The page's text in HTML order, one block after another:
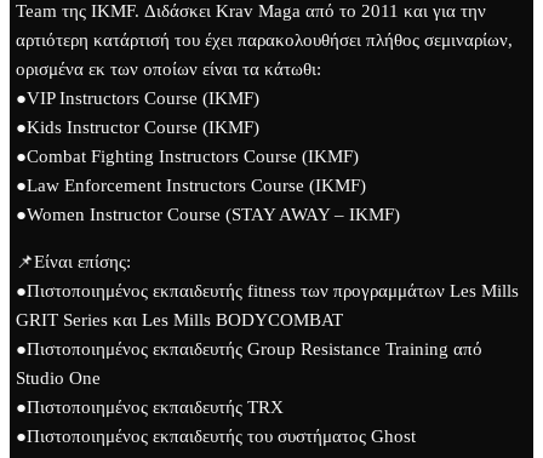
Team της IKMF. Διδάσκει Krav Maga από το 2011 και για την
αρτιότερη κατάρτισή του έχει παρακολουθήσει πλήθος σεμιναρίων,
ορισμένα εκ των οποίων είναι τα κάτωθι:
●VIP Instructors Course (IKMF)
●Kids Instructor Course (IKMF)
●Combat Fighting Instructors Course (IKMF)
●Law Enforcement Instructors Course (IKMF)
●Women Instructor Course (STAY AWAY – IKMF)
📌Είναι επίσης:
●Πιστοποιημένος εκπαιδευτής fitness των προγραμμάτων Les Mills
GRIT Series και Les Mills BODYCOMBAT
●Πιστοποιημένος εκπαιδευτής Group Resistance Training από
Studio One
●Πιστοποιημένος εκπαιδευτής TRX
●Πιστοποιημένος εκπαιδευτής του συστήματος Ghost